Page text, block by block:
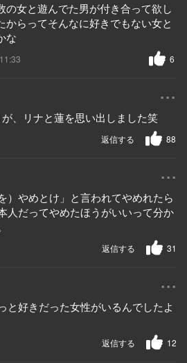
の女と遊んでた男が付き合って欲し
からってそんなに好きでもない女と
な
6
...
、リナと蓮を思い出しました笑
88
返信する
...
）やめとけ」と言われてやめれたら
人だってやめたほうがいいって分か
31
返信する
...
と好きだった女性がいるんでしたよ
12
返信する